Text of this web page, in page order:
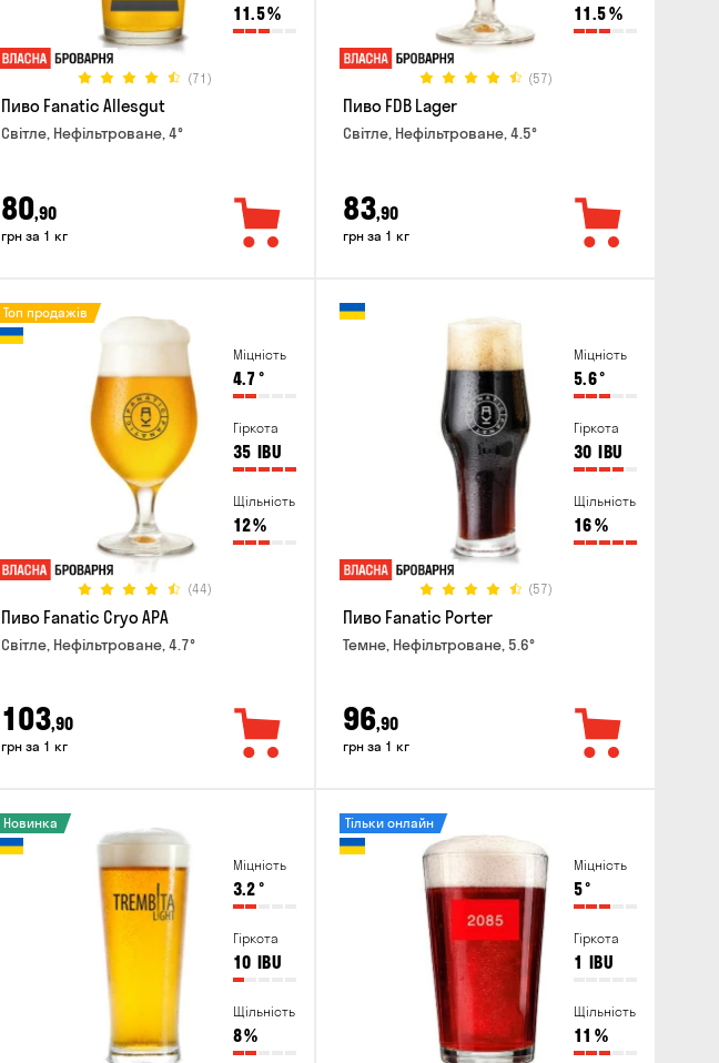
11.5%
(71)
Пиво Fanatic Allesgut
Світле, Нефільтроване, 4°
80,90
грн за 1 кг
11.5%
(57)
Пиво FDB Lager
Світле, Нефільтроване, 4.5°
83,90
грн за 1 кг
Міцність
4.7°
Гіркота
35 IBU
Щільність
12%
(44)
Топ продажів
Пиво Fanatic Cryo APA
Світле, Нефільтроване, 4.7°
103,90
грн за 1 кг
Міцність
5.6°
Гіркота
30 IBU
Щільність
16%
(57)
Пиво Fanatic Porter
Темне, Нефільтроване, 5.6°
96,90
грн за 1 кг
Міцність
3.2°
Гіркота
10 IBU
Щільність
8%
Новинка
Міцність
5°
Гіркота
1 IBU
Щільність
11 %
Тільки онлайн